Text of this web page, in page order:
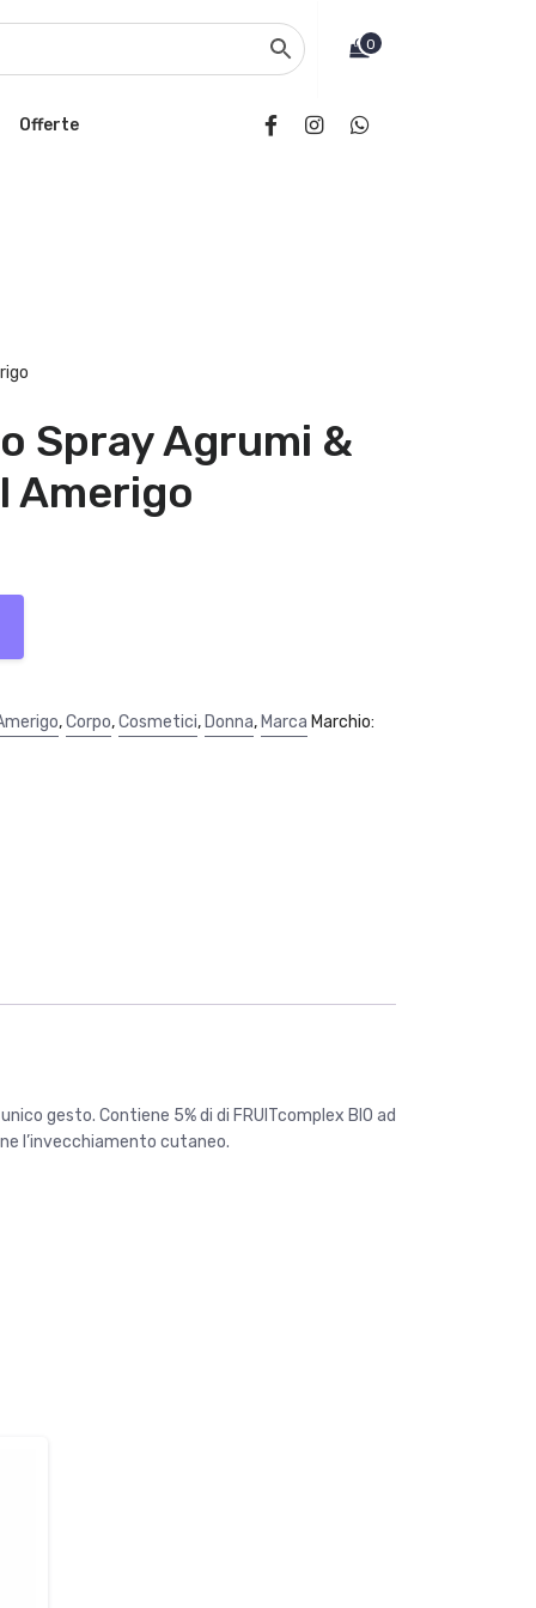
0
Offerte
Spray Agrumi &
Amerigo
,Corpo,Cosmetici, Donna, Marca Marchio:
gesto. Contiene 5% di di FRUITcomplex BIO ad
l’invecchiamento cutaneo.